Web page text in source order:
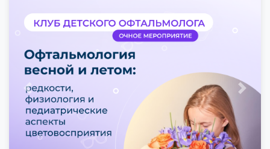
Предыдущий